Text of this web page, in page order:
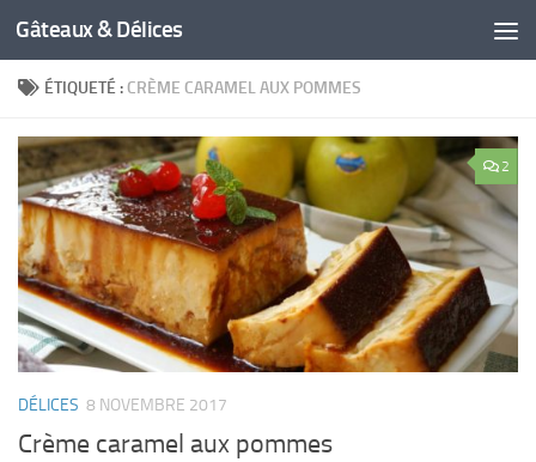
Gâteaux & Délices
ÉTIQUETÉ : CRÈME CARAMEL AUX POMMES
2
DÉLICES 8 NOVEMBRE 2017
Crème caramel aux pommes